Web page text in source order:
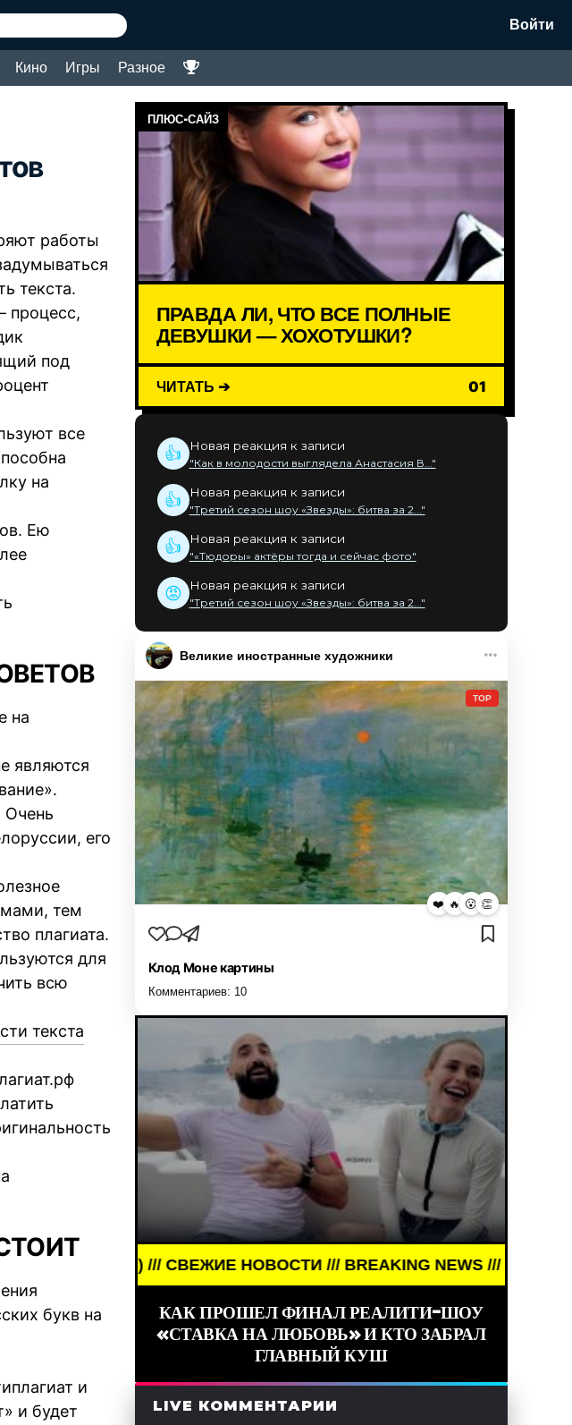
Войти
Кино Игры Разное
работы
текста.
процесс,
под
все
на
Ею
на
являются
Очень
его
тем
плагиата.
для
всю
текста
букв на
и
и будет
ПЛЮС-САЙЗ
ПРАВДА ЛИ, ЧТО ВСЕ ПОЛНЫЕ
ДЕВУШКИ — ХОХОТУШКИ?
ЧИТАТЬ ➔ 01
👍 Новая реакция к записи
"Как в молодости выглядела Анастасия В..."
👍 Новая реакция к записи
"Третий сезон шоу «Звезды»: битва за 2..."
👍 Новая реакция к записи
"«Тюдоры» актёры тогда и сейчас фото"
😡 Новая реакция к записи
"Третий сезон шоу «Звезды»: битва за 2..."
Великие иностранные художники
TOP
❤️ 🔥 😮 👏
Клод Моне картины
Комментариев: 10
/// СВЕЖИЕ НОВОСТИ /// BREAKING NEWS /// НОВОСТИ (СМИ) ///
КАК ПРОШЕЛ ФИНАЛ РЕАЛИТИ-ШОУ
«СТАВКА НА ЛЮБОВЬ» И КТО ЗАБРАЛ
ГЛАВНЫЙ КУШ
LIVE КОММЕНТАРИИ